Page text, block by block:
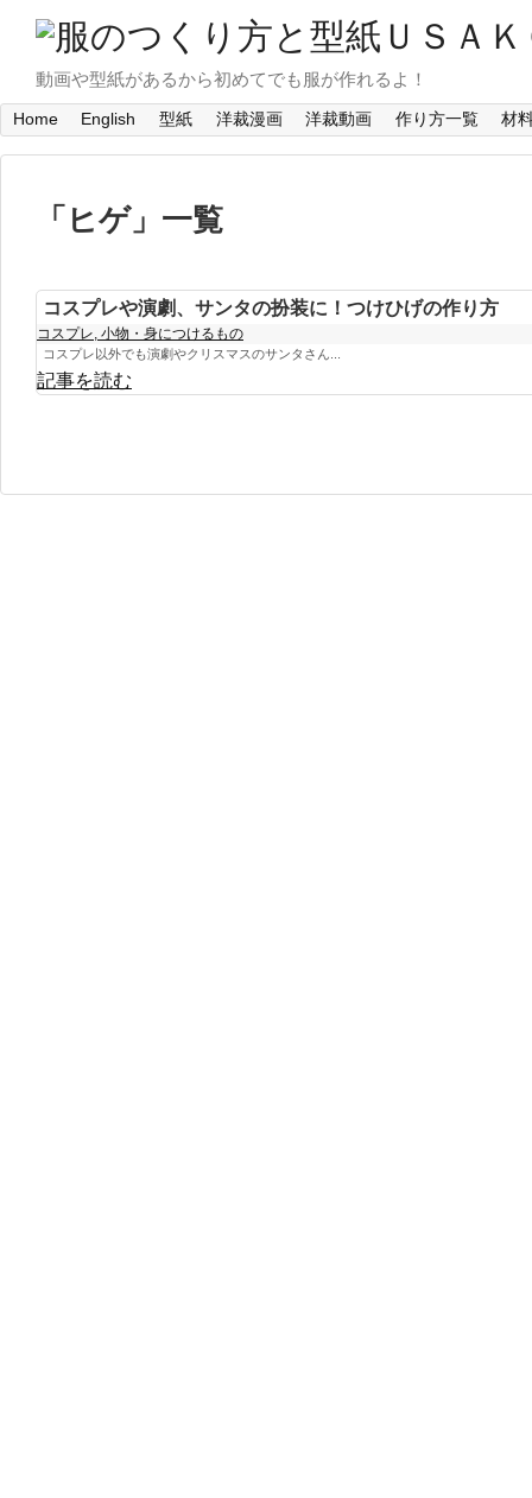
動画や型紙があるから初めてでも服が作れるよ！
Home English 型紙 洋裁漫画 洋裁動画 作り方一覧 材
「 ヒゲ」 一覧
コスプレや演劇、サンタの扮装に！つけひげの作り方
コスプレ, 小物・身につけるもの
コスプレ以外でも演劇やクリスマスのサンタさん...
記事を読む